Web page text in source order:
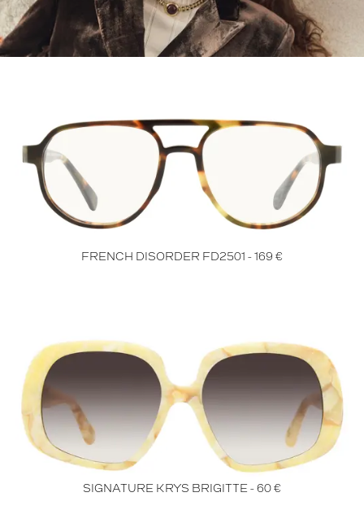
FRENCH DISORDER FD2501 - 169 €
SIGNATURE KRYS BRIGITTE - 60 €